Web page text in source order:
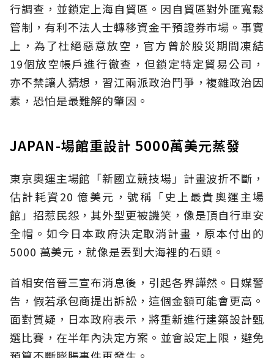
行調查，並鎖定上海自貿區。因自貿區對外匯寬鬆
管制，有利不法人士轉移資金干預證券市場。事實
上，為了杜絕惡意放空，官方曾於股災期間凍結
19個放空帳戶進行徹查，但鎖定特定貿易公司，
亦不禁讓人猜想，習江兩派政治鬥爭，複雜政治因
素，恐怕是最難解的肇因。
JAPAN-場館重設計 5000萬美元蒸發
東京奧運主場館「新國立競技場」計畫波折不斷，
估計耗資20 億美元，號稱「史上最貴奧運主場
館」招惹民怨，其外型更被譏笑，像是頂自行車安
全帽。如今日本政府決定取消計畫，原本付出的
5000 萬美元，就像是丟到大海裡的石頭。
首相安倍晉三宣布消息後，引起各界譁然。日媒警
告，假若承包商提出訴訟，這個金額可能會更高。
面對質疑，日本政府表示，將重新進行建築設計甄
選比賽，在半年內決定方案。並會設定上限，避免